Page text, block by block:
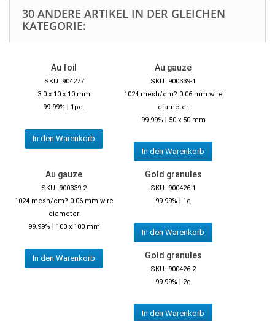
30 ANDERE ARTIKEL IN DER GLEICHEN
KATEGORIE:
Au foil
SKU: 904277
3.0 x 10 x 10 mm
99.99% | 1pc.
In den Warenkorb
Au gauze
SKU: 900339-1
1024 mesh/cm? 0.06 mm wire
diameter
99.99% | 50 x 50 mm
In den Warenkorb
Au gauze
SKU: 900339-2
1024 mesh/cm? 0.06 mm wire
diameter
99.99% | 100 x 100 mm
In den Warenkorb
Gold granules
SKU: 900426-1
99.99% | 1g
In den Warenkorb
Gold granules
SKU: 900426-2
99.99% | 2g
In den Warenkorb